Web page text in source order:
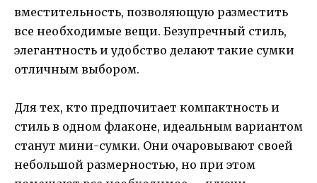
вместительность, позволяющую разместить
все необходимые вещи. Безупречный стиль,
элегантность и удобство делают такие сумки
отличным выбором.
Для тех, кто предпочитает компактность и
стиль в одном флаконе, идеальным вариантом
станут мини-сумки. Они очаровывают своей
небольшой размерностью, но при этом